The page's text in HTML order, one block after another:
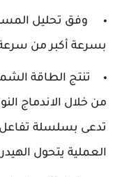
وفق تحليل
بسرعة أكبر من
تنتج الطاقة
من خلال الاندماج
تدعى بسلسلة تفاعل
العملية يتحول